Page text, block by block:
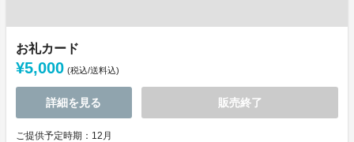
お礼カード
¥5,000 (税込/送料込)
詳細を見る 販売終了
ご提供予定時期：12月